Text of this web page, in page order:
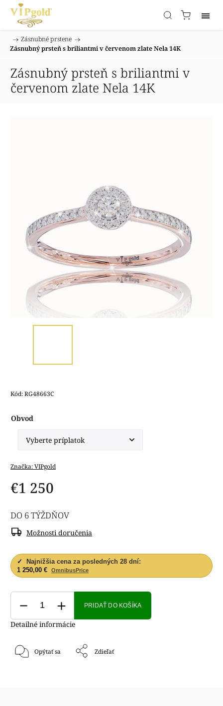
Domov
/ Zásnubné prstene /
Zásnubný prsteň s briliantmi v červenom zlate Nela 14K
Zásnubný prsteň s briliantmi v
červenom zlate Nela 14K
Kód:RG48663C
Obvod
Značka:VIPgold
€1 250
DO 6 TÝŽDŇOV
Možnosti doručenia
✓
Najnižšia cena za posledných 28 dní:
1 250,00 €
OmnibusPrice
PRIDAŤ DO KOŠÍKA
Detailné informácie
Opýtať sa Zdieľať